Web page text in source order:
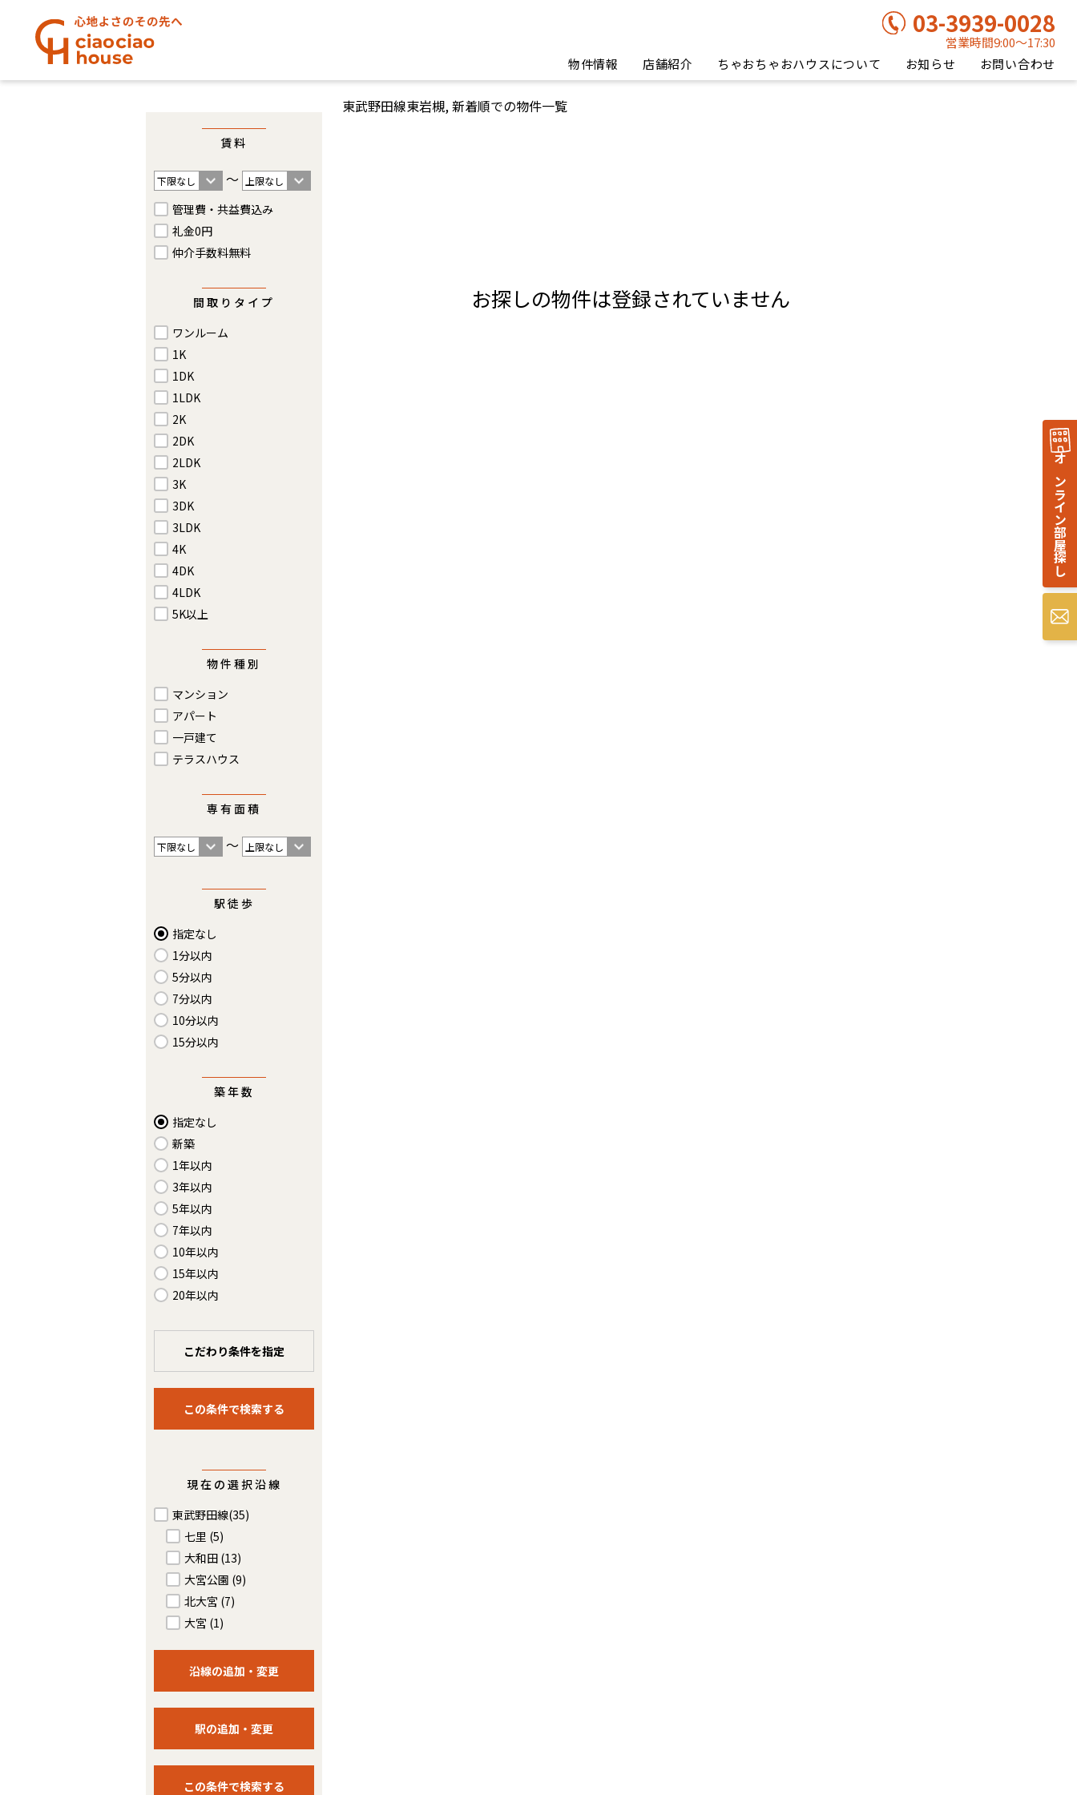
03-3939-0028
営業時間9:00〜17:30
物件情報
店舗紹介 ちゃおちゃおハウスについて お知らせ お問い合わせ
賃料
〜
管理費・共益費込み
礼金0円
仲介手数料無料
間取りタイプ
ワンルーム
1K
1DK
1LDK
2K
2DK
2LDK
3K
3DK
3LDK
4K
4DK
4LDK
5K以上
物件種別
マンション
アパート
一戸建て
テラスハウス
専有面積
〜
駅徒歩
指定なし
1分以内
5分以内
7分以内
10分以内
15分以内
築年数
指定なし
新築
1年以内
3年以内
5年以内
7年以内
10年以内
15年以内
20年以内
こだわり条件を指定
現在の選択沿線
東武野田線(35)
七里 (5)
大和田 (13)
大宮公園 (9)
北大宮 (7)
大宮 (1)
東武野田線東岩槻, 新着順での物件一覧
お探しの物件は登録されていません
オンライン部屋探し